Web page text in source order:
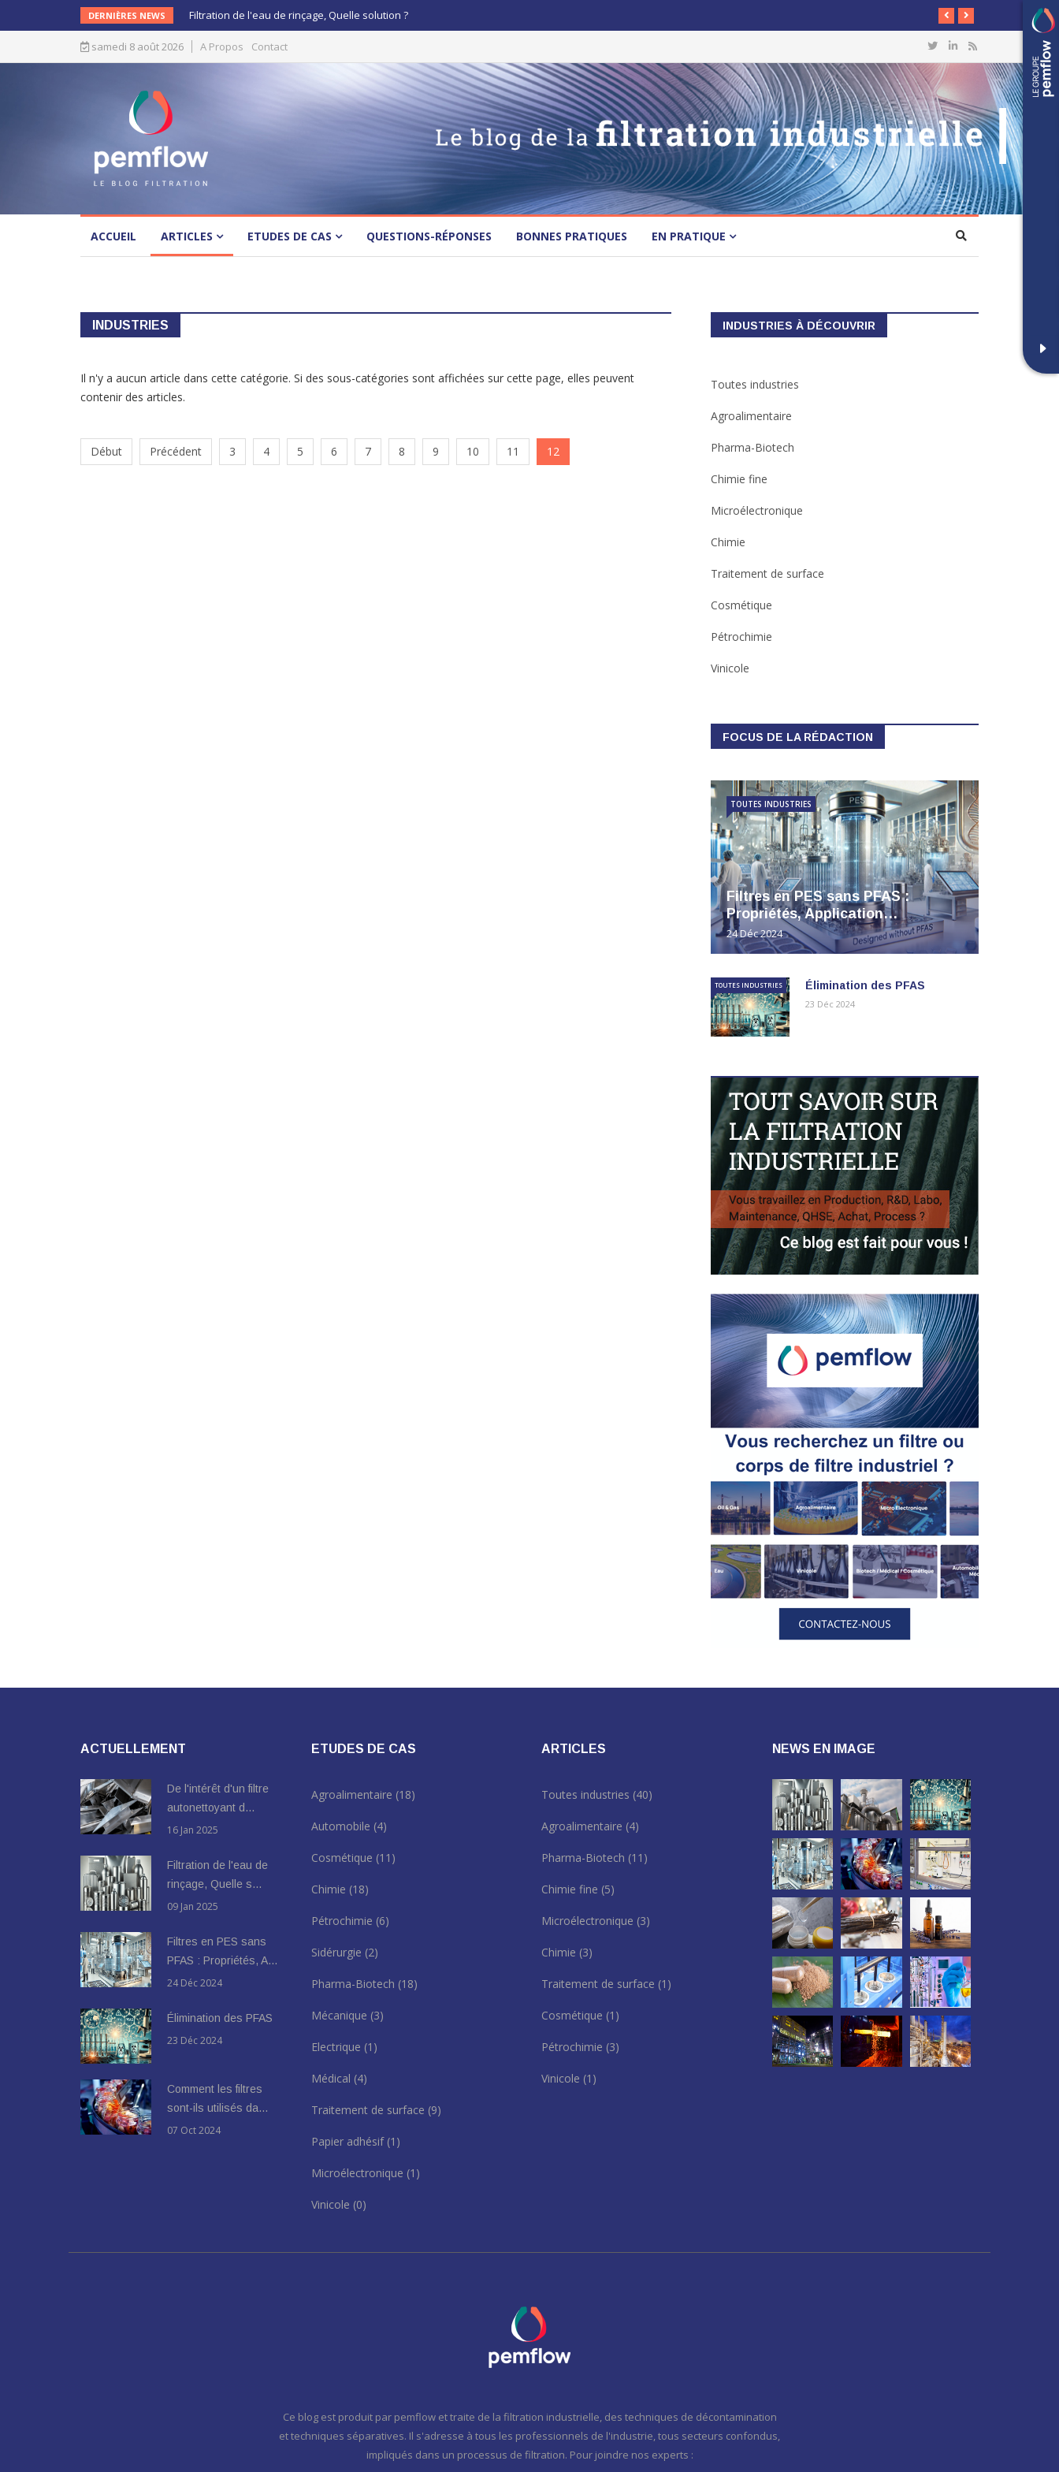
DERNIÈRES NEWS Filtration de l'eau de rinçage, Quelle solution ?
samedi 8 août 2026 A Propos Contact
ACCUEIL ARTICLES ETUDES DE CAS QUESTIONS-RÉPONSES BONNES PRATIQUES EN PRATIQUE
INDUSTRIES
Il n'y a aucun article dans cette catégorie. Si des sous-catégories sont affichées sur cette page, elles peuvent
contenir des articles.
Début Précédent 3 4 5 6 7 8 9 10 11 12
INDUSTRIES À DÉCOUVRIR
Toutes industries
Agroalimentaire
Pharma-Biotech
Chimie fine
Microélectronique
Chimie
Traitement de surface
Cosmétique
Pétrochimie
Vinicole
FOCUS DE LA RÉDACTION
Filtres en PES sans PFAS :
Propriétés, Application…
24 Déc 2024
TOUTES INDUSTRIES
Élimination des PFAS
TOUTES INDUSTRIES
23 Déc 2024
ACTUELLEMENT
De l'intérêt d'un filtre
autonettoyant d…
16 Jan 2025
Filtration de l'eau de
rinçage, Quelle s…
09 Jan 2025
Filtres en PES sans
PFAS : Propriétés, A…
24 Déc 2024
Élimination des PFAS
23 Déc 2024
Comment les filtres
sont-ils utilisés da…
07 Oct 2024
ETUDES DE CAS
Agroalimentaire (18)
Automobile (4)
Cosmétique (11)
Chimie (18)
Pétrochimie (6)
Sidérurgie (2)
Pharma-Biotech (18)
Mécanique (3)
Electrique (1)
Médical (4)
Traitement de surface (9)
Papier adhésif (1)
Microélectronique (1)
Vinicole (0)
ARTICLES
Toutes industries (40)
Agroalimentaire (4)
Pharma-Biotech (11)
Chimie fine (5)
Microélectronique (3)
Chimie (3)
Traitement de surface (1)
Cosmétique (1)
Pétrochimie (3)
Vinicole (1)
NEWS EN IMAGE
Ce blog est produit par pemflow et traite de la filtration industrielle, des techniques de décontamination
et techniques séparatives. Il s'adresse à tous les professionnels de l'industrie, tous secteurs confondus,
impliqués dans un processus de filtration. Pour joindre nos experts :